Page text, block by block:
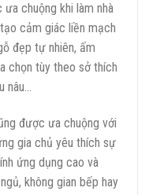
chuộng khi làm nhà
cảm giác liền mạch
đẹp tự nhiên, ấm
chọn tùy theo sở thích
nâu…
được ưa chuộng với
gia chủ yêu thích sự
ứng dụng cao và
không gian bếp hay